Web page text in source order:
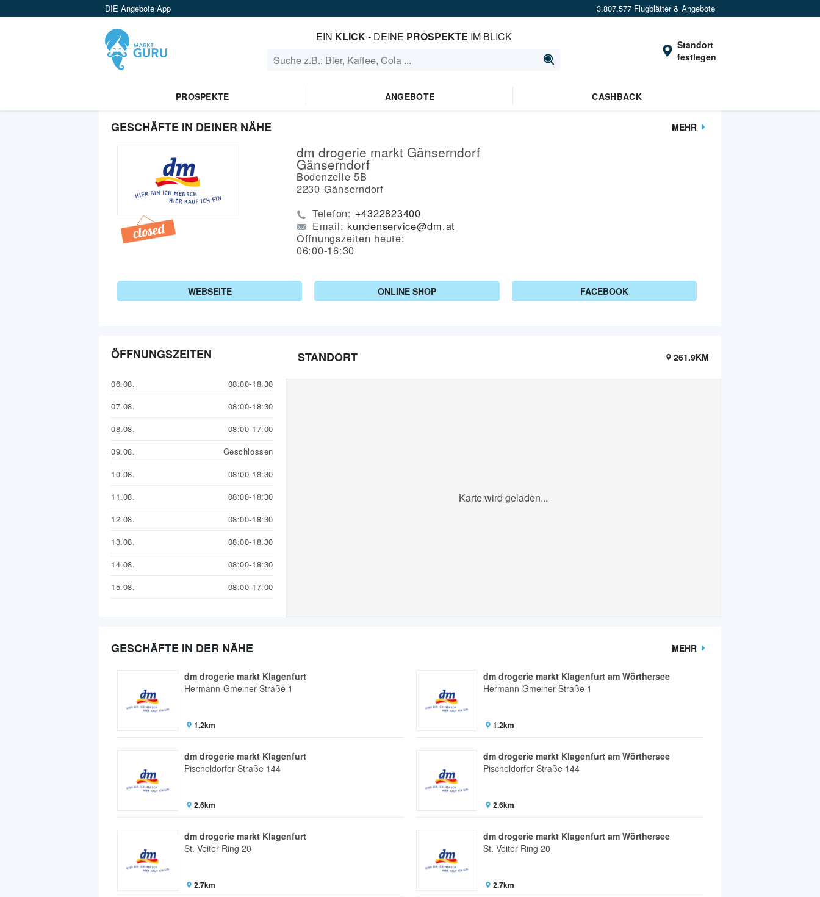
DIE Angebote App 3.807.577 Flugblätter & Angebote
EIN KLICK- DEINE PROSPEKTE IM BLICK
Standort
festlegen
PROSPEKTE ANGEBOTE CASHBACK
GESCHÄFTE IN DEINER NÄHE MEHR
dm drogerie markt Gänserndorf
Gänserndorf
Bodenzeile 5B
2230 Gänserndorf
Telefon: +4322823400
Email: kundenservice@dm.at
Öffnungszeiten heute:
06:00-16:30
WEBSEITE ONLINE SHOP FACEBOOK
ÖFFNUNGSZEITEN
06.08.
08:00-18:30
07.08.
08:00-18:30
08.08.
08:00-17:00
09.08.
Geschlossen
10.08.
08:00-18:30
11.08.
08:00-18:30
12.08.
08:00-18:30
13.08.
08:00-18:30
14.08.
08:00-18:30
15.08.
08:00-17:00
STANDORT 261.9KM
Karte wird geladen...
GESCHÄFTE IN DER NÄHE MEHR
dm drogerie markt Klagenfurt
Hermann-Gmeiner-Straße 1
1.2km
dm drogerie markt Klagenfurt am Wörthersee
Hermann-Gmeiner-Straße 1
1.2km
dm drogerie markt Klagenfurt
Pischeldorfer Straße 144
2.6km
dm drogerie markt Klagenfurt am Wörthersee
Pischeldorfer Straße 144
2.6km
dm drogerie markt Klagenfurt
St. Veiter Ring 20
2.7km
dm drogerie markt Klagenfurt am Wörthersee
St. Veiter Ring 20
2.7km